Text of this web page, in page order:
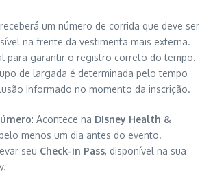
um número de corrida que deve ser
na frente da vestimenta mais externa.
para garantir o registro correto do tempo.
de largada é determinada pelo tempo
informado no momento da inscrição.
: Acontece na Disney Health &
menos um dia antes do evento.
seu Check-in Pass, disponível na sua